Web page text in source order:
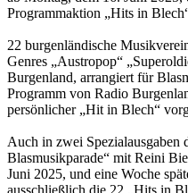
Programmaktion „Hits in
22 burgenländische
Genres „Austropop“
Burgenland, arrangiert für
Programm von Radio
persönlicher „Hit in Blech“
Auch in zwei Spezialausgaben
Blasmusikparade“ mit Reini
Juni 2025, und eine Woche
ausschließlich die 22 „Hits in